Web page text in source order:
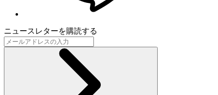
ニュースレターを購読する